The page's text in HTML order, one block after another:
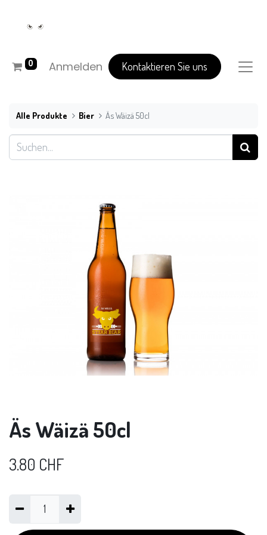
0 Anmelden Kontaktieren Sie uns
Alle Produkte Bier Äs Wäizä 50cl
Äs Wäizä 50cl
3.80 CHF